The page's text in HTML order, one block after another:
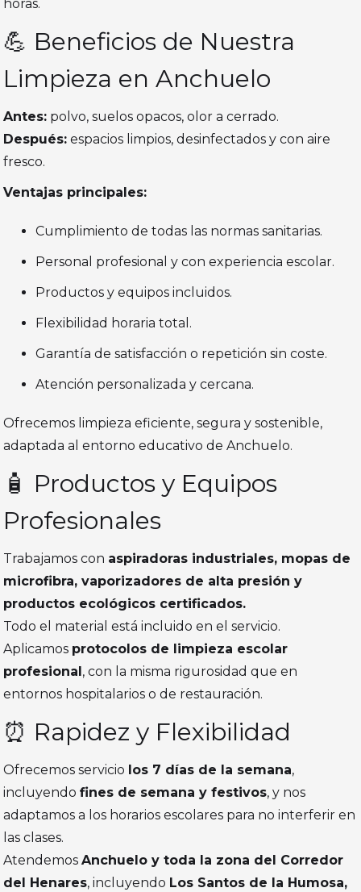
horas.
💪 Beneficios de Nuestra
Limpieza en Anchuelo
Antes: polvo, suelos opacos, olor a cerrado.
Después: espacios limpios, desinfectados y con aire
fresco.
Ventajas principales:
Cumplimiento de todas las normas sanitarias.
Personal profesional y con experiencia escolar.
Productos y equipos incluidos.
Flexibilidad horaria total.
Garantía de satisfacción o repetición sin coste.
Atención personalizada y cercana.
Ofrecemos limpieza eficiente, segura y sostenible,
adaptada al entorno educativo de Anchuelo.
🧴 Productos y Equipos
Profesionales
Trabajamos con aspiradoras industriales, mopas de
microfibra, vaporizadores de alta presión y
productos ecológicos certificados.
Todo el material está incluido en el servicio.
Aplicamos protocolos de limpieza escolar
profesional , con la misma rigurosidad que en
entornos hospitalarios o de restauración.
⏰ Rapidez y Flexibilidad
Ofrecemos servicio los 7 días de la semana,
incluyendofines de semana y festivos, y nos
adaptamos a los horarios escolares para no interferir en
las clases.
AtendemosAnchuelo y toda la zona del Corredor
del Henares, incluyendo Los Santos de la Humosa,